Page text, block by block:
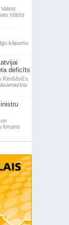
stāsts
kāpumu
deficīts
Rimšēvičs
on
forums